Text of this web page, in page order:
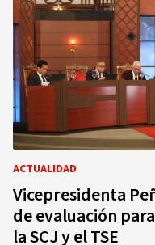
ACTUALIDAD
Vicepresidenta
de evaluación
la SCJ y el TSE